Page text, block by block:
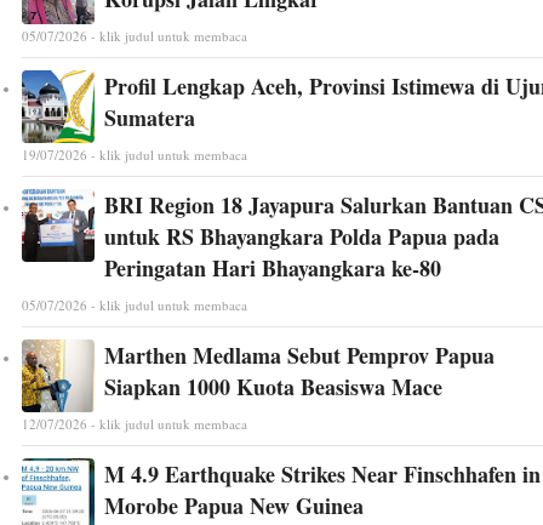
05/07/2026 - klik judul untuk membaca
Profil Lengkap Aceh, Provinsi Istimewa di
Sumatera
19/07/2026 - klik judul untuk membaca
BRI Region 18 Jayapura Salurkan Bantuan
untuk RS Bhayangkara Polda Papua pada
Peringatan Hari Bhayangkara ke-80
05/07/2026 - klik judul untuk membaca
Marthen Medlama Sebut Pemprov Papua
Siapkan 1000 Kuota Beasiswa Mace
12/07/2026 - klik judul untuk membaca
M 4.9 Earthquake Strikes Near Finschhafen in
Morobe Papua New Guinea